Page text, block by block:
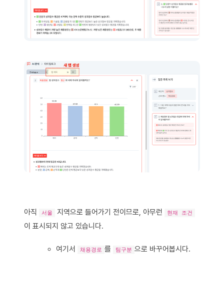
아직 서울 지역으로 들어가기 전이므로, 아무런 현재 조건
이 표시되지 않고 있습니다.
여기서 채용경로 를 팀구분 으로 바꾸어봅시다.